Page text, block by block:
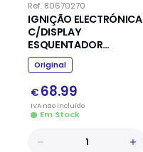
Ref. 80670270
IGNIÇÃO ELECTRÓNICA
C/DISPLAY
ESQUENTADOR
JUNKERS VULCANO
Original
€ 68.99
IVA nãoincluído
Em Stock